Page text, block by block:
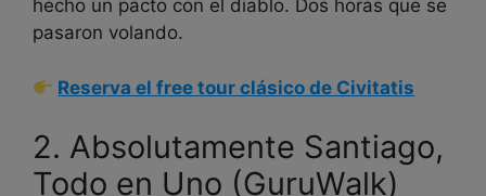
hecho un pacto con el diablo. Dos horas que se
pasaron volando.
Reserva el free tour clásico de Civitatis
2. Absolutamente Santiago,
Todo en Uno (GuruWalk)